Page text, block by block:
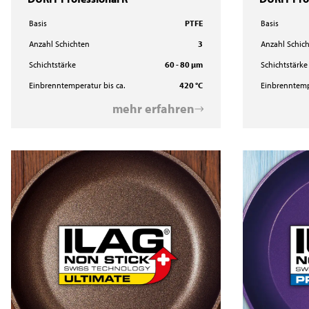
Basis
PTFE
Anzahl Schichten
3
Schichtstärke
60 - 80 µm
Einbrenntemperatur bis ca.
420 °C
mehr erfahren
Basis
Anzahl
Schichtstärke
DURIT Protect Pro DURIT Select